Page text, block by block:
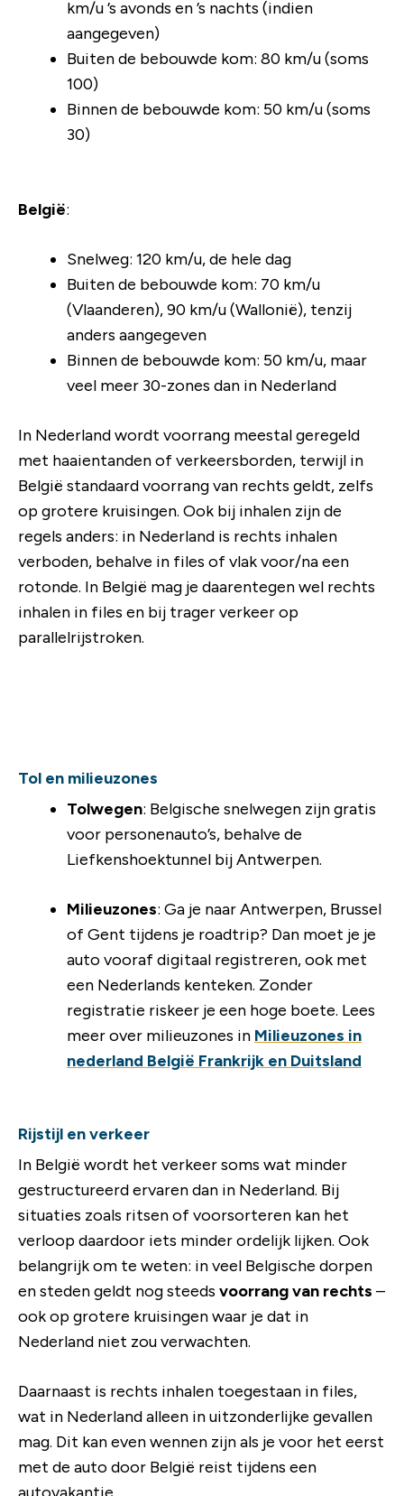
km/u ’s avonds en ’s nachts (indien
aangegeven)
Buiten de bebouwde kom: 80 km/u (soms
100)
Binnen de bebouwde kom: 50 km/u (soms
30)
België:
Snelweg: 120 km/u, de hele dag
Buiten de bebouwde kom: 70 km/u
(Vlaanderen), 90 km/u (Wallonië), tenzij
anders aangegeven
Binnen de bebouwde kom: 50 km/u, maar
veel meer 30-zones dan in Nederland
In Nederland wordt voorrang meestal geregeld
met haaientanden of verkeersborden, terwijl in
België standaard voorrang van rechts geldt, zelfs
op grotere kruisingen. Ook bij inhalen zijn de
regels anders: in Nederland is rechts inhalen
verboden, behalve in files of vlak voor/na een
rotonde. In België mag je daarentegen wel rechts
inhalen in files en bij trager verkeer op
parallelrijstroken.
Tol en milieuzones
Tolwegen: Belgische snelwegen zijn gratis
voor personenauto’s, behalve de
Liefkenshoektunnel bij Antwerpen.
Milieuzones: Ga je naar Antwerpen, Brussel
of Gent tijdens je roadtrip? Dan moet je je
auto vooraf digitaal registreren, ook met
een Nederlands kenteken. Zonder
registratie riskeer je een hoge boete. Lees
meer over milieuzones in Milieuzones in
nederland België Frankrijk en Duitsland
Rijstijl en verkeer
In België wordt het verkeer soms wat minder
gestructureerd ervaren dan in Nederland. Bij
situaties zoals ritsen of voorsorteren kan het
verloop daardoor iets minder ordelijk lijken. Ook
belangrijk om te weten: in veel Belgische dorpen
en steden geldt nog steeds voorrang van rechts –
ook op grotere kruisingen waar je dat in
Nederland niet zou verwachten.
Daarnaast is rechts inhalen toegestaan in files,
wat in Nederland alleen in uitzonderlijke gevallen
mag. Dit kan even wennen zijn als je voor het eerst
met de auto door België reist tijdens een